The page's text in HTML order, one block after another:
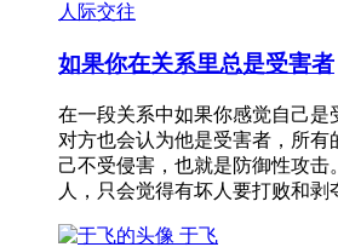
人际交往
如果你在关系里总是受害者
在一段关系中如果你感觉自己是
对方也会认为他是受害者，所有
己不受侵害，也就是防御性攻击
人，只会觉得有坏人要打败和
于飞